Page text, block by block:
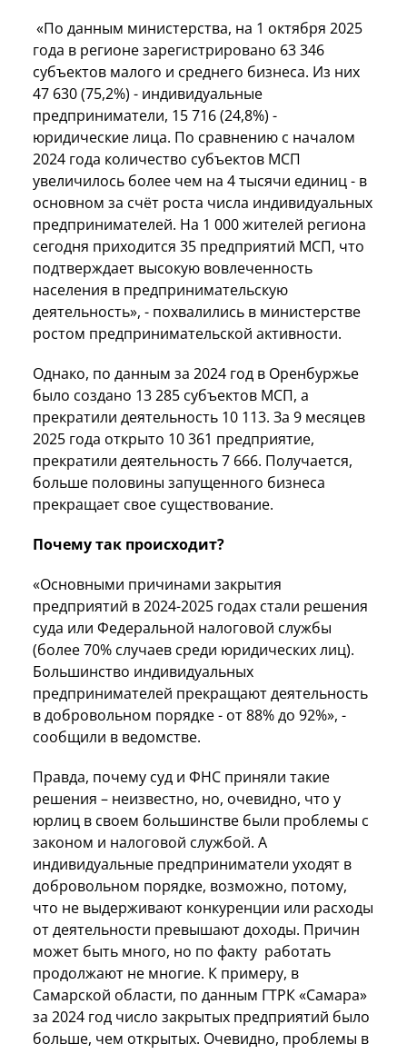
«По данным министерства, на 1 октября 2025
года в регионе зарегистрировано 63 346
субъектов малого и среднего бизнеса. Из них
47 630 (75,2%) - индивидуальные
предприниматели, 15 716 (24,8%) -
юридические лица. По сравнению с началом
2024 года количество субъектов МСП
увеличилось более чем на 4 тысячи единиц - в
основном за счёт роста числа индивидуальных
предпринимателей. На 1 000 жителей региона
сегодня приходится 35 предприятий МСП, что
подтверждает высокую вовлеченность
населения в предпринимательскую
деятельность», - похвалились в министерстве
ростом предпринимательской активности.
Однако, по данным за 2024 год в Оренбуржье
было создано 13 285 субъектов МСП, а
прекратили деятельность 10 113. За 9 месяцев
2025 года открыто 10 361 предприятие,
прекратили деятельность 7 666. Получается,
больше половины запущенного бизнеса
прекращает свое существование.
Почему так происходит?
«Основными причинами закрытия
предприятий в 2024-2025 годах стали решения
суда или Федеральной налоговой службы
(более 70% случаев среди юридических лиц).
Большинство индивидуальных
предпринимателей прекращают деятельность
в добровольном порядке - от 88% до 92%», -
сообщили в ведомстве.
Правда, почему суд и ФНС приняли такие
решения – неизвестно, но, очевидно, что у
юрлиц в своем большинстве были проблемы с
законом и налоговой службой. А
индивидуальные предприниматели уходят в
добровольном порядке, возможно, потому,
что не выдерживают конкуренции или расходы
от деятельности превышают доходы. Причин
может быть много, но по факту работать
продолжают не многие. К примеру, в
Самарской области, по данным ГТРК «Самара»
за 2024 год число закрытых предприятий было
больше, чем открытых. Очевидно, проблемы в